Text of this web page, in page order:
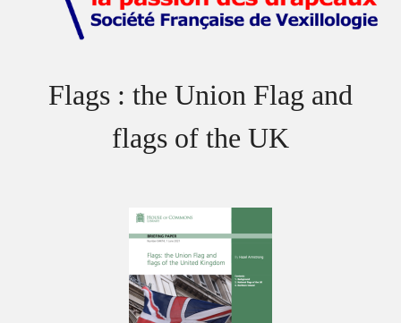
Flags : the Union Flag and
flags of the UK